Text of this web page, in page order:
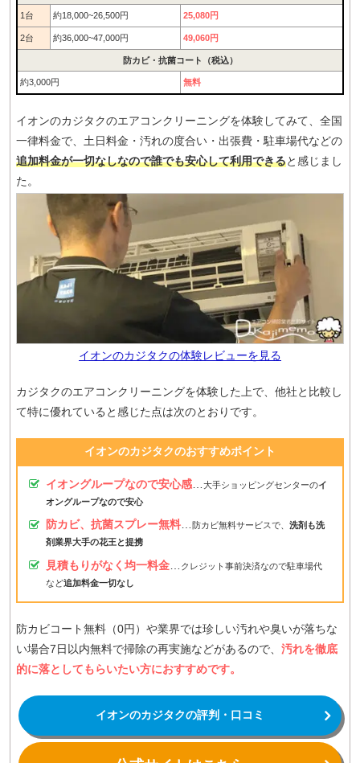
1台 約18,000~26,500円 25,080円
2台 約36,000~47,000円 49,060円
防カビ・抗菌コート（税込）
約3,000円 無料
イオンのカジタクのエアコンクリーニングを体験してみて、全国
一律料金で、土日料金・汚れの度合い・出張費・駐車場代などの
追加料金が一切なしなので誰でも安心して利用できると感じまし
た。
イオンのカジタクの体験レビューを見る
カジタクのエアコンクリーニングを体験した上で、他社と比較し
て特に優れていると感じた点は次のとおりです。
イオンのカジタクのおすすめポイント
イオングループなので安心感…大手ショッピングセンターのイ
オングループなので安心
防カビ、抗菌スプレー無料… 防カビ無料サービスで、 洗剤も洗
剤業界大手の花王と提携
見積もりがなく均一料金… クレジット事前決済なので駐車場代
など追加料金一切なし
防カビコート無料（0円）や業界では珍しい汚れや臭いが落ちな
い場合7日以内無料で掃除の再実施などがあるので、 汚れを徹底
的に落としてもらいたい方におすすめです。
イオンのカジタクの評判・口コミ